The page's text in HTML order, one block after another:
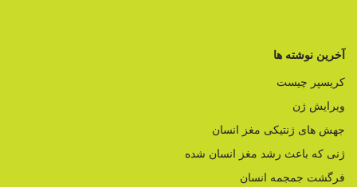
آخرین نوشته ها
کریسپر چیست
ویرایش ژن
جهش های ژنتیکی مغز انسان
ژنی که باعث رشد مغز انسان شده
فرگشت جمجمه انسان